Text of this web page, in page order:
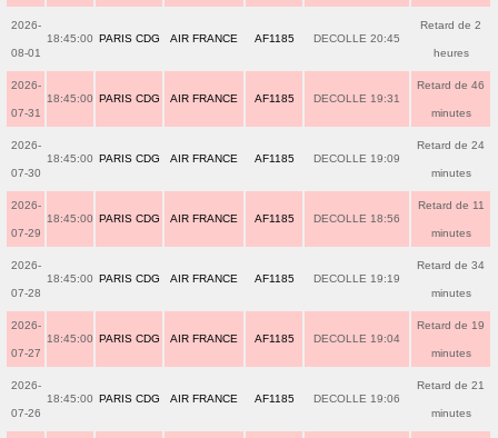
2026-
08-01
18:45:00 PARIS CDG AIR FRANCE AF1185 DECOLLE 20:45
Retard de 2
heures
2026-
07-31
18:45:00 PARIS CDG AIR FRANCE AF1185 DECOLLE 19:31
Retard de 46
minutes
2026-
07-30
18:45:00 PARIS CDG AIR FRANCE AF1185 DECOLLE 19:09
Retard de 24
minutes
2026-
07-29
18:45:00 PARIS CDG AIR FRANCE AF1185 DECOLLE 18:56
Retard de 11
minutes
2026-
07-28
18:45:00 PARIS CDG AIR FRANCE AF1185 DECOLLE 19:19
Retard de 34
minutes
2026-
07-27
18:45:00 PARIS CDG AIR FRANCE AF1185 DECOLLE 19:04
Retard de 19
minutes
2026-
07-26
18:45:00 PARIS CDG AIR FRANCE AF1185 DECOLLE 19:06
Retard de 21
minutes